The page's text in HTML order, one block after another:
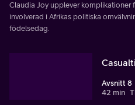
Claudia Joy upplever komplikationer
involverad i Afrikas politiska
födelsedag.
Avsnitt 8
42 min